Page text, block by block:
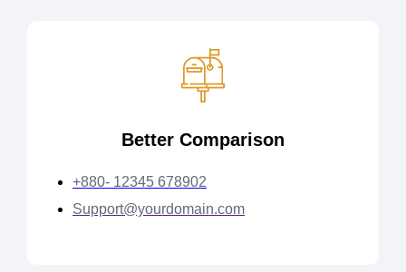
Better Comparison
+880- 12345 678902
Support@yourdomain.com